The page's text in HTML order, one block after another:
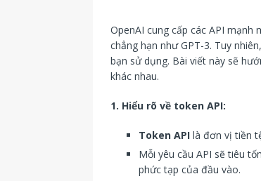
OpenAI cung cấp các API
chẳng hạn như GPT-3. Tuy
bạn sử dụng. Bài viết này sẽ
khác nhau.
1. Hiểu rõ về token API:
Token API là đơn vị tiền
Mỗi yêu cầu API sẽ tiêu
phức tạp của đầu vào.